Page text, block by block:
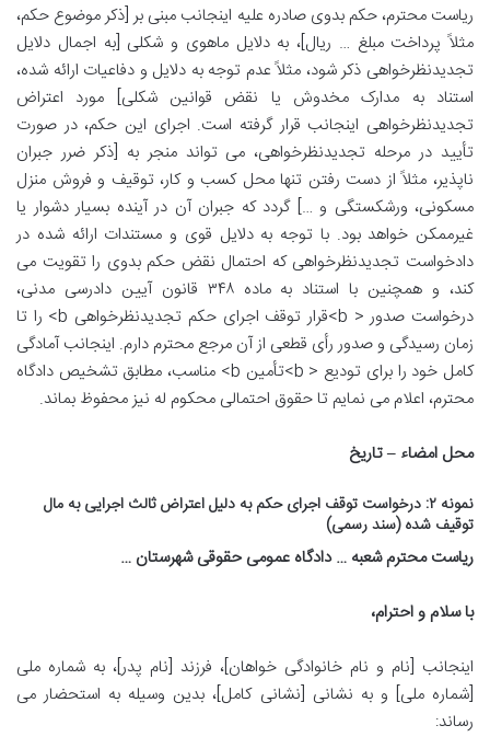
ریاست محترم، حکم بدوی صادره علیه اینجانب مبنی بر [ذکر موضوع حکم،
مثلاً پرداخت مبلغ … ریال]، به دلایل ماهوی و شکلی [به اجمال دلایل
تجدیدنظرخواهی ذکر شود، مثلاً عدم توجه به دلایل و دفاعیات ارائه شده،
استناد به مدارک مخدوش یا نقض قوانین شکلی] مورد اعتراض
تجدیدنظرخواهی اینجانب قرار گرفته است. اجرای این حکم، در صورت
تأیید در مرحله تجدیدنظرخواهی، می تواند منجر به [ذکر ضرر جبران
ناپذیر، مثلاً از دست رفتن تنها محل کسب و کار، توقیف و فروش منزل
مسکونی، ورشکستگی و …] گردد که جبران آن در آینده بسیار دشوار یا
غیرممکن خواهد بود. با توجه به دلایل قوی و مستندات ارائه شده در
دادخواست تجدیدنظرخواهی که احتمال نقض حکم بدوی را تقویت می
کند، و همچنین با استناد به ماده ۳۴۸ قانون آیین دادرسی مدنی،
درخواست صدور < b>قرار توقف اجرای حکم تجدیدنظرخواهی b> را تا
زمان رسیدگی و صدور رأی قطعی از آن مرجع محترم دارم. اینجانب آمادگی
کامل خود را برای تودیع < b>تأمین b> مناسب، مطابق تشخیص دادگاه
محترم، اعلام می نمایم تا حقوق احتمالی محکوم له نیز محفوظ بماند.
محل امضاء – تاریخ
نمونه ۲: درخواست توقف اجرای حکم به دلیل اعتراض ثالث اجرایی به مال
توقیف شده (سند رسمی)
ریاست محترم شعبه … دادگاه عمومی حقوقی شهرستان …
با سلام و احترام،
اینجانب [نام و نام خانوادگی خواهان]، فرزند [نام پدر]، به شماره ملی
[شماره ملی] و به نشانی [نشانی کامل]، بدین وسیله به استحضار می
رساند: